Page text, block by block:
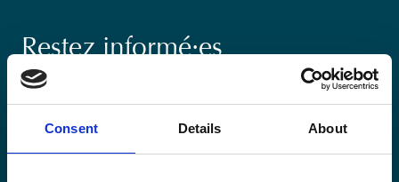
Consent Details About
Restez informé·es
Suivez nos actions ainsi que les dernières tendances en